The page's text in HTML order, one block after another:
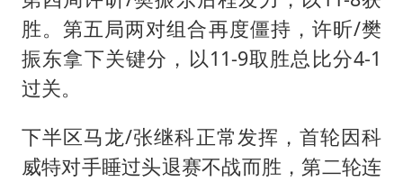
胜。第五局两对组合再度僵持，许昕/樊
振东拿下关键分，以11-9取胜总比分4-1
过关。
下半区马龙/张继科正常发挥，首轮因科
威特对手睡过头退赛不战而胜，第二轮连